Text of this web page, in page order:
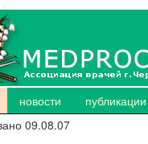
новости публикации
09.08.07